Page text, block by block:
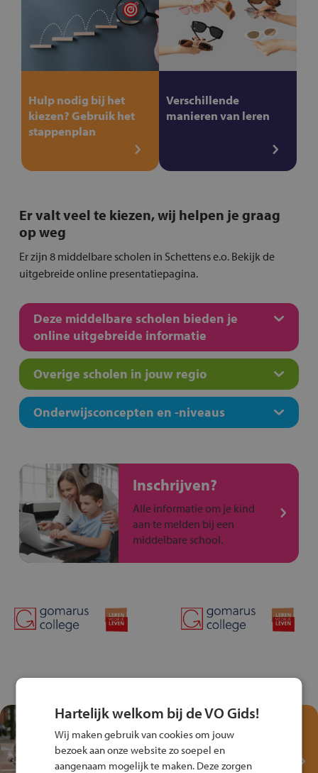
Hulp nodig bij het
kiezen? Gebruik het
stappenplan
Verschillende
manieren van leren
Er valt veel te kiezen, wij helpen je graag
op weg
Er zijn 8 middelbare scholen in Schettens e.o. Bekijk de
uitgebreide online presentatiepagina.
Deze middelbare scholen bieden je
online uitgebreide informatie
Overige scholen in jouw regio
Onderwijsconcepten en -niveaus
Inschrijven?
Alle informatie om je kind
aan te melden bij een
middelbare school.
Test je kennis met het
Fiets Veilig
Verkeersspel!
Hartelijk welkom bij de VO Gids!
Wij maken gebruik van cookies om jouw
bezoek aan onze website zo soepel en
aangenaam mogelijk te maken. Deze zorgen